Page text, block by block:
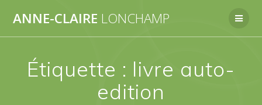
au
ANNE-CLAIRE LONCHAMP
Étiquette : livre auto-
edition